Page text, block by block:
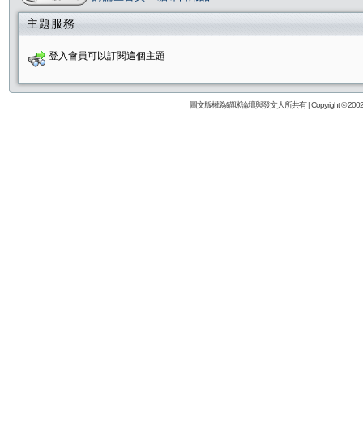
主題服務
登入會員可以訂閱這個主題
圖文版權為貓咪論壇與發文人所共有 | Copyright ©